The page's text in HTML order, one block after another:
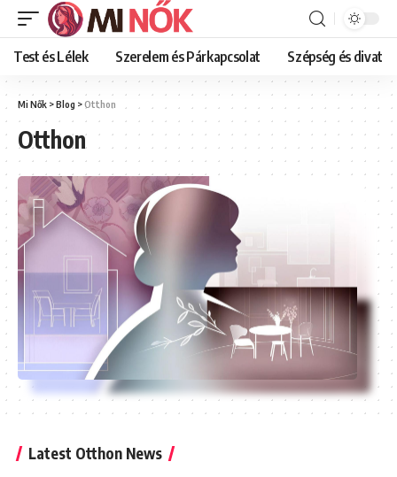
Test és Lélek Szerelem és Párkapcsolat Szépség és divat
Mi Nők >Blog >Otthon
Otthon
Latest Otthon News